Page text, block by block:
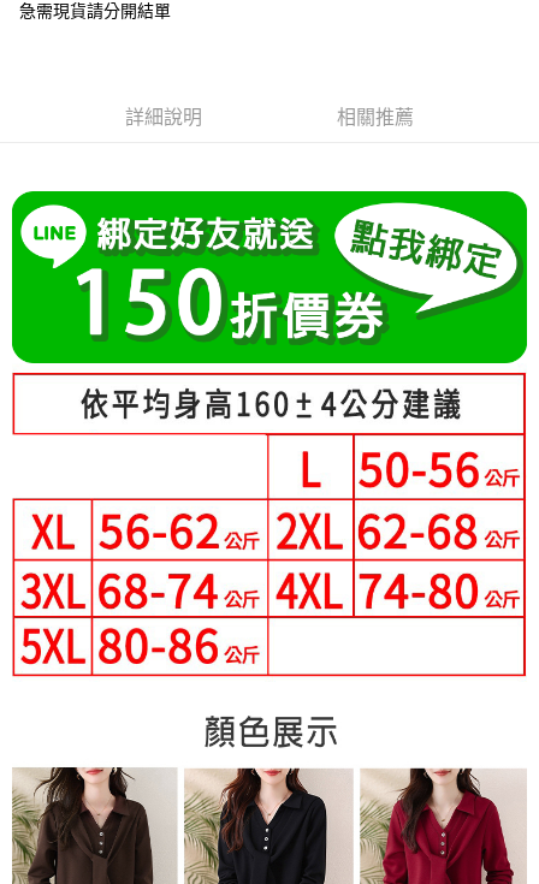
大哥付你分期
2.付款方式選擇「大哥付你分期」，訂單成立後會自動跳轉到大哥付的交易
4.訂單成立30分鐘內，如未前往確認交易或遇審核未通過，訂單將自動取
消。如遇「轉專審核」未通過狀況，表示未達大哥付你分期系統評分，恕無
法說明評估內容。
【繳款方式說明】
1.分期款項不併入電信帳單，「大哥付你分期」於每月結算日後寄送繳費提
2.透過簡訊連結打開帳單後，可選擇「超商條碼／台灣大直營門市／銀行轉
帳／街口支付／iPASS MONEY」等通路繳費。
【注意事項】
1.本服務係由「台灣大哥大股份有限公司」（以下簡稱本公司）所提供，讓
用戶於交易時，得透過本服務購買商品或服務，並由商店將買賣／分期付款
買賣價金債權讓與本公司後，依約使用本公司帳單繳交帳款。
2.基於同意付款使用「大哥付你分期」之契約關係目的，商店將以您的個人
資料（包含姓名、電話或地址）提供予台灣大哥大進項蒐集、處理及利用，
由本公司與您本人進行分期帳單所需資料之確認、核對及更正。
3.完整用戶服務條款，請詳閱以下連結：https://oppay.tw/userRule
１．簡單：不需註冊會員、不需綁卡、不需儲值。
２．便利：只要手機號碼，簡訊認證，即可結帳。
３．安心：先確認商品／服務後，再付款。
【「AFTEE先享後付」結帳流程】
１．於結帳方式選擇「AFTEE先享後付」後，將跳轉至「AFTEE先享後付」
結帳頁面，進行簡訊認證並確認金額後，即可完成結帳。
２．訂單成立數日內，您將收到繳費通知簡訊。
ATM／網路銀行／等多元方式進行付款，方視為交易完成。
※ 請注意：結帳手續完成當下不需立刻繳費，但若您需要取消訂單，請聯絡
※ 交易是否成功請以「AFTEE先享後付 」之結帳頁面顯示為準，若有關於
是否繳費成功／繳費後需取消欲退款等相關疑問，請聯繫「AFTEE先享後付
客戶支援中心」 https://netprotections.freshdesk.com/support/home
【注意事項】
１．透過由恩沛科技股份有限公司提供之「AFTEE先享後付」服務完成之交
易，需依本服務之必要範圍內提供個人資料，並將交易相關給付款項請求債
權轉讓予恩沛科技股份有限公司。
２．關於個人資料處理事宜，請瀏覽以下網址：
「AFTEE先享後付」，若未經同意申辦者引起之損失，本公司不負相關責
４．使用「AFTEE先享後付」時，將依據個別帳號之用戶狀況，依本公司即
時審查核予不同之上限額度；若仍有額度不足之情形，本公司將視審查結果
請求用戶進行身份認證。
５．嚴禁一人註冊多個帳號或使用他人資訊註冊。若發現惡意使用之情形，
恩沛科技股份有限公司將有權停止該用戶之使用額度並採取法律行動。
相關說明
「Hami Point」為中華電信所提供之點數服務，可於會員專區綁定中華電信
會員帳號後，即可在購物車使用 Hami Point 折抵消費金額 (1點等於1元)。
ATM付款
運送方式
全家付款取貨
每筆NT$80，滿NT$699(含以上)免運費
付款後全家取貨
每筆NT$80，滿NT$699(含以上)免運費
7-11付款取貨
每筆NT$80，滿NT$699(含以上)免運費
付款後7-11取貨
每筆NT$80，滿NT$699(含以上)免運費
每筆NT$70，滿NT$699(含以上)免運費
離島-郵局寄送
每筆NT$90，滿NT$699(含以上)免運費
國家/地區配送 查看運費
急需現貨請分開結單
詳細說明 相關推薦